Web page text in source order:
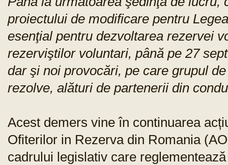
proiectului de modificare pentru
esenţial pentru dezvoltarea rezervei
rezerviştilor voluntari, până pe 27
dar şi noi provocări, pe care grupul
rezolve, alături de partenerii din
Acest demers vine în continuarea
Ofiterilor in Rezerva din Romania
cadrului legislativ care